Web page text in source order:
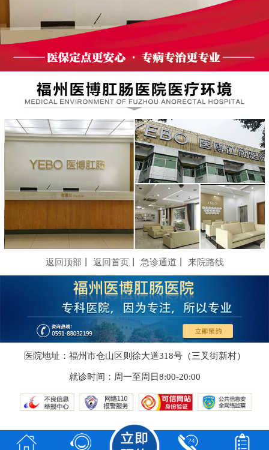
返回顶部 返回首页丨 急诊通道 来院路线
医院地址：福州市仓山区则徐大道318号（三叉街新村）
就诊时间：周一至周日8:00-20:00